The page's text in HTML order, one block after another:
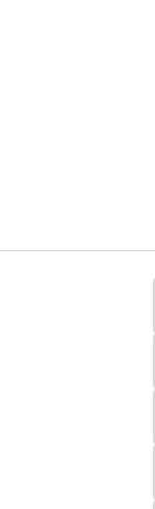
チャコール